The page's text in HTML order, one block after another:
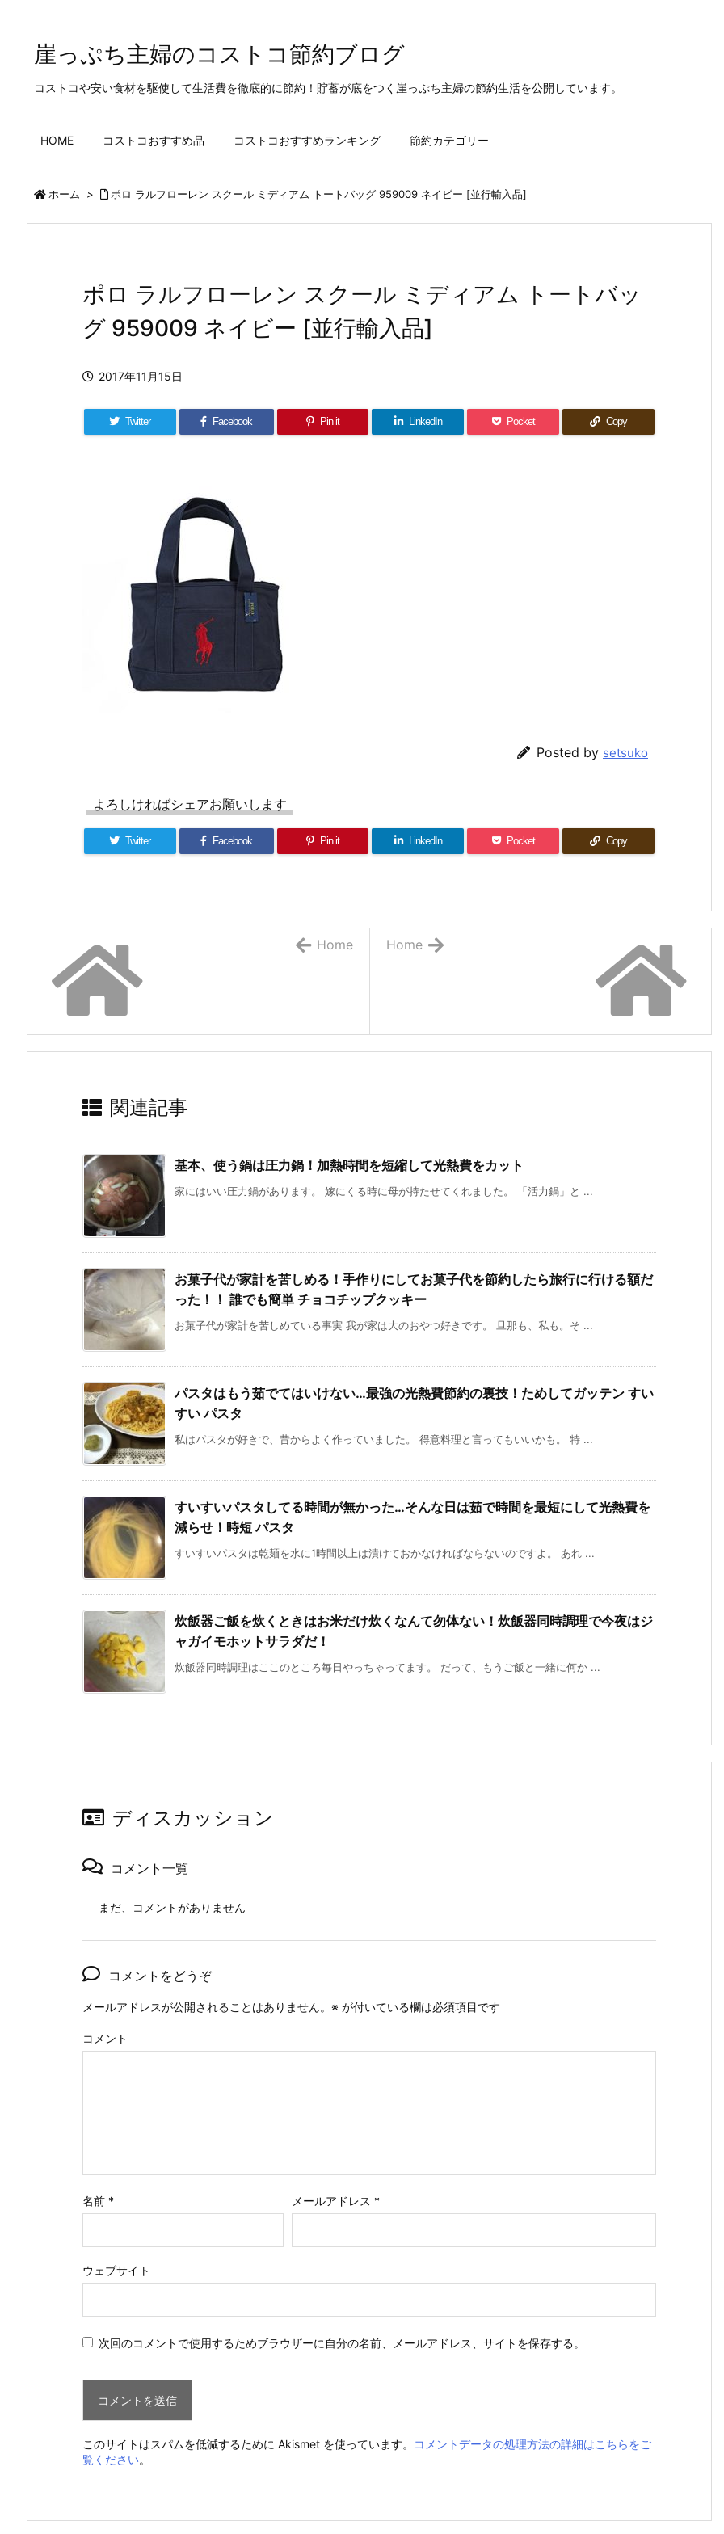
崖っぷち主婦のコストコ節約ブログ
コストコや安い食材を駆使して生活費を徹底的に節約！貯蓄が底をつく崖っぷち主婦の節約生活を公開しています。
HOME コストコおすすめ品 コストコおすすめランキング 節約カテゴリー
ホーム > ポロ ラルフローレン スクール ミディアム トートバッグ 959009 ネイビー [並行輸入品]
ポロ ラルフローレン スクール ミディアム トートバッ
グ 959009 ネイビー [並行輸入品]
2017年11月15日
Twitter Facebook Pin it LinkedIn Pocket Copy
Posted by setsuko
よろしければシェアお願いします
Twitter Facebook Pin it LinkedIn Pocket Copy
Home
Home
関連記事
基本、使う鍋は圧力鍋！加熱時間を短縮して光熱費をカット
家にはいい圧力鍋があります。 嫁にくる時に母が持たせてくれました。 「活力鍋」と ...
お菓子代が家計を苦しめる！手作りにしてお菓子代を節約したら旅行に行ける額だ
った！！ 誰でも簡単 チョコチップクッキー
お菓子代が家計を苦しめている事実 我が家は大のおやつ好きです。 旦那も、私も。そ ...
パスタはもう茹でてはいけない…最強の光熱費節約の裏技！ためしてガッテン すい
すい パスタ
私はパスタが好きで、昔からよく作っていました。 得意料理と言ってもいいかも。 特 ...
すいすいパスタしてる時間が無かった…そんな日は茹で時間を最短にして光熱費を
減らせ！時短 パスタ
すいすいパスタは乾麺を水に1時間以上は漬けておかなければならないのですよ。 あれ ...
炊飯器ご飯を炊くときはお米だけ炊くなんて勿体ない！炊飯器同時調理で今夜はジ
ャガイモホットサラダだ！
炊飯器同時調理はここのところ毎日やっちゃってます。 だって、もうご飯と一緒に何か ...
ディスカッション
コメント一覧
まだ、コメントがありません
コメントをどうぞ
メールアドレスが公開されることはありません。 ※ が付いている欄は必須項目です
コメント
名前 * メールアドレス *
ウェブサイト
次回のコメントで使用するためブラウザーに自分の名前、メールアドレス、サイトを保存する。
このサイトはスパムを低減するために Akismet を使っています。
コメントデータの処理方法の詳細はこちらをご
覧ください。